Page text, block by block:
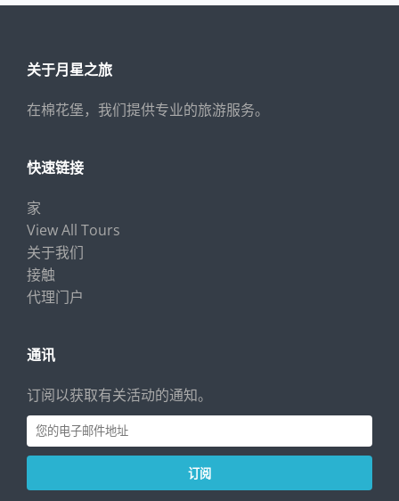
关于月星之旅
在棉花堡，我们提供专业的旅游服务。
快速链接
家
View All Tours
关于我们
接触
代理门户
通讯
订阅以获取有关活动的通知。
订阅